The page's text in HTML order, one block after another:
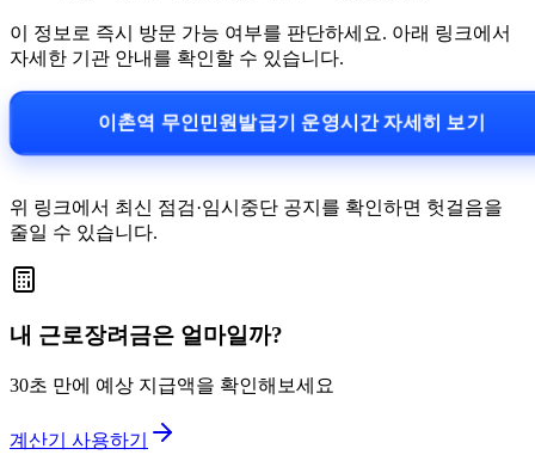
이 정보로 즉시 방문 가능 여부를 판단하세요. 아래 링크에서
자세한 기관 안내를 확인할 수 있습니다.
이촌역 무인민원발급기 운영시간 자세히 보기
위 링크에서 최신 점검·임시중단 공지를 확인하면 헛걸음을
줄일 수 있습니다.
내 근로장려금은 얼마일까?
30초 만에 예상 지급액을 확인해보세요
계산기 사용하기